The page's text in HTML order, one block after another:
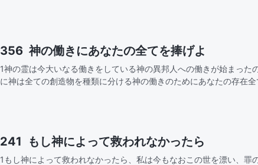
356 神の働きにあなたの全てを捧げよ
1神の霊は今大いなる働きをしている神の異邦人への働きが始まった
に神は全ての創造物を種類に分ける神の働きのためにあなたの存在
241 もし神によって救われなかったら
1もし神によって救われなかったら、私は今もなおこの世を漂い、罪